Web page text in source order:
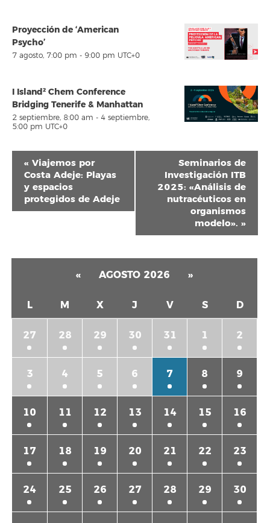
Proyección de ‘American
Psycho’
7 agosto, 7:00 pm - 9:00 pm UTC+0
I Island² Chem Conference
Bridging Tenerife & Manhattan
2 septiembre, 8:00 am - 4 septiembre,
5:00 pm UTC+0
Navegación
del
Evento
« Viajemos por
Costa Adeje: Playas
y espacios
protegidos de Adeje
Seminarios de
Investigación ITB
2025: «Análisis de
nutracéuticos en
organismos
modelo». »
« AGOSTO 2026 »
L M X J V S D
27 28 29 30 31 1 2
3 4 5 6 7 8 9
10 11 12 13 14 15 16
17 18 19 20 21 22 23
24 25 26 27 28 29 30